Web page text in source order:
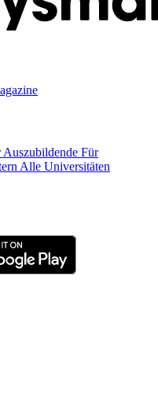
Auszubildende Für
Alle Universitäten